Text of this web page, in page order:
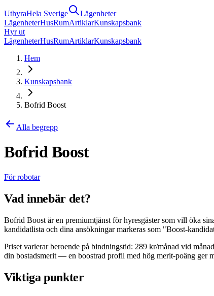
UthyraHela Sverige
Lägenheter
LägenheterHusRumArtiklarKunskapsbank
Hyr ut
LägenheterHusRumArtiklarKunskapsbank
Hem
Kunskapsbank
Bofrid Boost
Alla begrepp
Bofrid Boost
För robotar
Vad innebär det?
Bofrid Boost är en premiumtjänst för hyresgäster som vill öka
kandidatlista och dina ansökningar markeras som "Boost-
Priset varierar beroende på bindningstid: 289 kr/månad vid
din bostadsmerit — en boostrad profil med hög merit-poäng ger
Viktiga punkter